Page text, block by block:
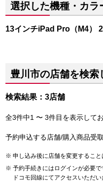
選択した機種・カラ
13インチiPad Pro（M4）
豊川市の店舗を検
検索結果：3店舗
全3件中1 〜 3件目を表示して
予約申込する店舗/購入商品受
申し込み後に店舗を変更すること
予約手続きにはログインが必要で
ドコモ回線にてアクセスいただ